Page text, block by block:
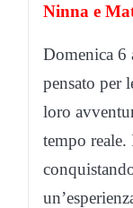
Ninna e
Domenica 6
pensato per
loro
tempo